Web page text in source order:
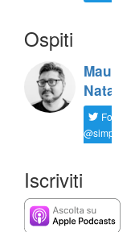
Ospiti
Maurizio
Natali
Follow
@simplemal
Iscriviti